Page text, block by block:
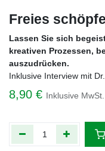
Freies
Lassen Sie sich
kreativen Prozessen,
auszudrücken.
Inklusive Interview mit
8,90 € Inklusive MwSt.